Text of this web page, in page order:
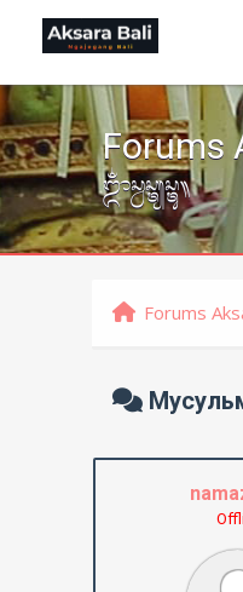
Forums
ᬒᬁᬲ᭄ᬯᬲ᭄ᬢ᭄ᬬᬲ᭄ᬢᬸ᭟
Forums